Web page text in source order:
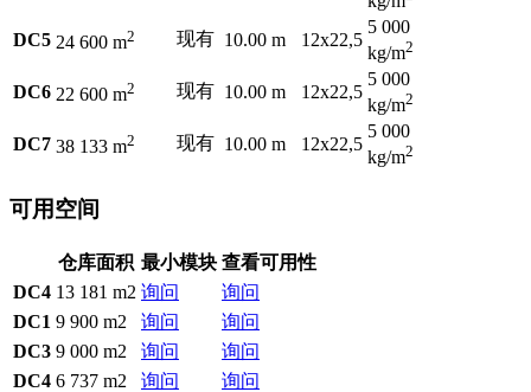
DC5 24 600 m2 现有 10.00 m 12x22,5
5 000
kg/m2
DC6 22 600 m2 现有 10.00 m 12x22,5
5 000
kg/m2
DC7 38 133 m2 现有 10.00 m 12x22,5
5 000
kg/m2
可用空间
仓库面积 最小模块 查看可用性
DC4 13 181 m2 询问
询问
DC1 9 900 m2 询问
询问
DC3 9 000 m2 询问
询问
DC4 6 737 m2 询问
询问